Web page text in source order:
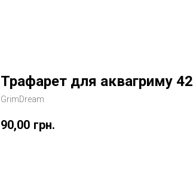
Трафарет для аквагриму 42
GrimDream
90,00 грн.